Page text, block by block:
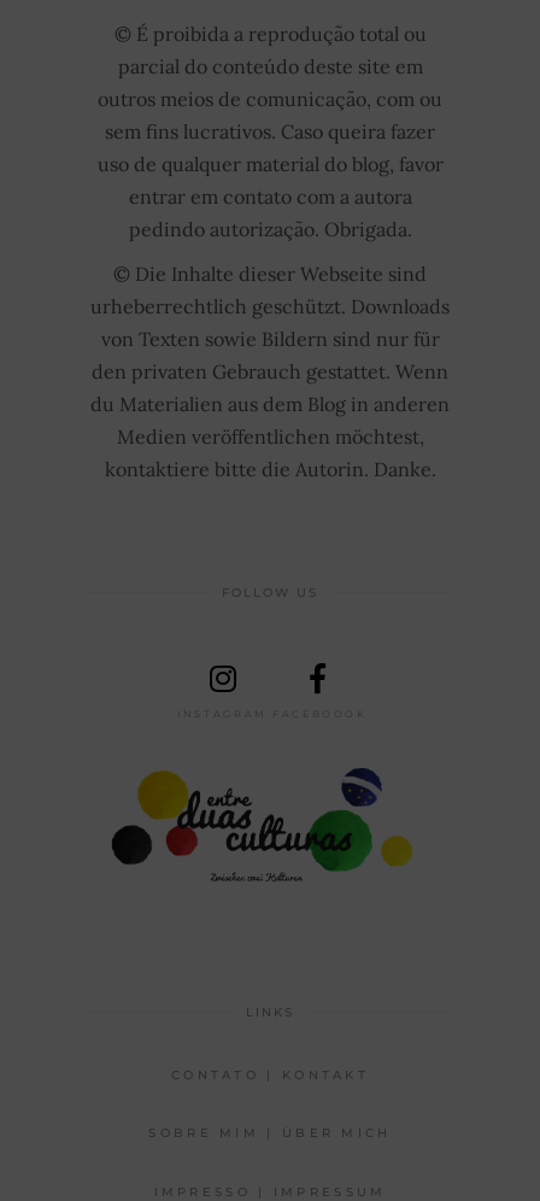
© É proibida a reprodução total ou
parcial do conteúdo deste site em
outros meios de comunicação, com ou
sem fins lucrativos. Caso queira fazer
uso de qualquer material do blog, favor
entrar em contato com a autora
pedindo autorização. Obrigada.
© Die Inhalte dieser Webseite sind
urheberrechtlich geschützt. Downloads
von Texten sowie Bildern sind nur für
den privaten Gebrauch gestattet. Wenn
du Materialien aus dem Blog in anderen
Medien veröffentlichen möchtest,
kontaktiere bitte die Autorin. Danke.
FOLLOW US
INSTAGRAM FACEBOOOK
LINKS
CONTATO | KONTAKT
SOBRE MIM | ÜBER MICH
IMPRESSO | IMPRESSUM